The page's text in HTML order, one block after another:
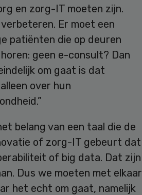
en zorg-IT moeten zijn.
Er moet een
patiënten die op deuren
geen e-consult? Dan
om gaat is dat
over hun
belang van een taal die de
of zorg-IT gebeurt dat
of big data. Dat zijn
Dus we moeten met elkaar
het echt om gaat, namelijk